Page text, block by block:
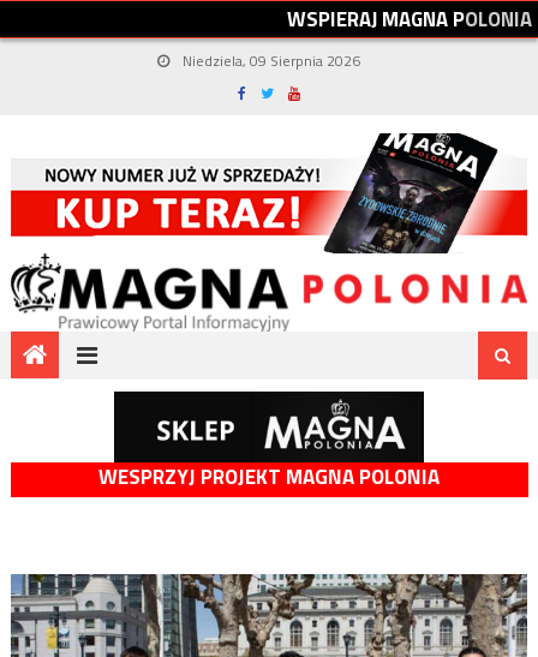
WSPIERAJMAGNAPOLONIA
Niedziela, 09 Sierpnia 2026
WESPRZYJ PROJEKT MAGNA POLONIA